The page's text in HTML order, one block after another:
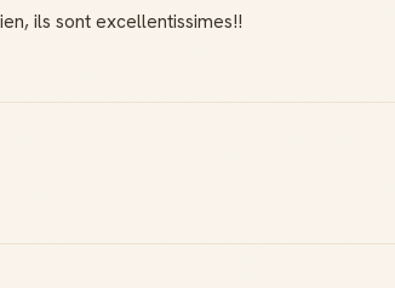
ils sont excellentissimes!!